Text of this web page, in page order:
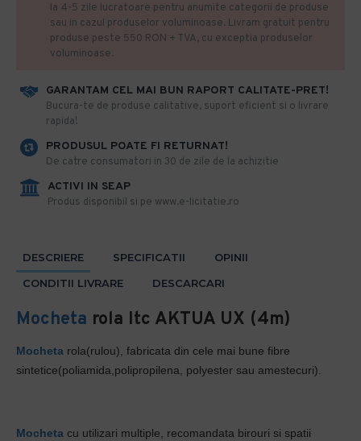
GARANTAM CEL MAI BUN RAPORT CALITATE-PRET!
​Bucura-te de produse calitative, suport eficient si o livrare
rapida!
PRODUSUL POATE FI RETURNAT!
De catre consumatori in 30 de zile de la achizitie
ACTIVI IN SEAP
Produs disponibil si pe www.e-licitatie.ro
la 4-5 zile lucratoare pentru anumite categorii de produse
sau in cazul produselor voluminoase. Livram gratuit pentru
produse peste 550 RON + TVA, cu exceptia produselor
voluminoase.
DESCRIERE SPECIFICATII
OPINII
CONDITII LIVRARE
DESCARCARI
Mocheta rola Itc AKTUA UX (4m)
Mocheta rola(rulou), fabricata din cele mai bune fibre
sintetice(poliamida,polipropilena, polyester sau amestecuri).
Mocheta cu utilizari multiple, recomandata birouri si spatii